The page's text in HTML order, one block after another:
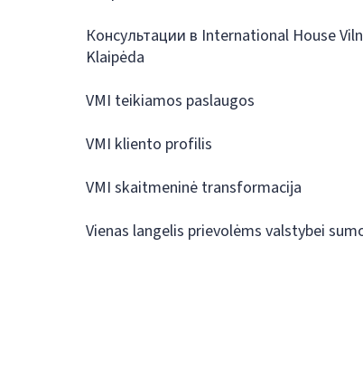
Консультации в International House
Klaipėda
VMI teikiamos paslaugos
VMI kliento profilis
VMI skaitmeninė transformacija
Vienas langelis prievolėms valstybei